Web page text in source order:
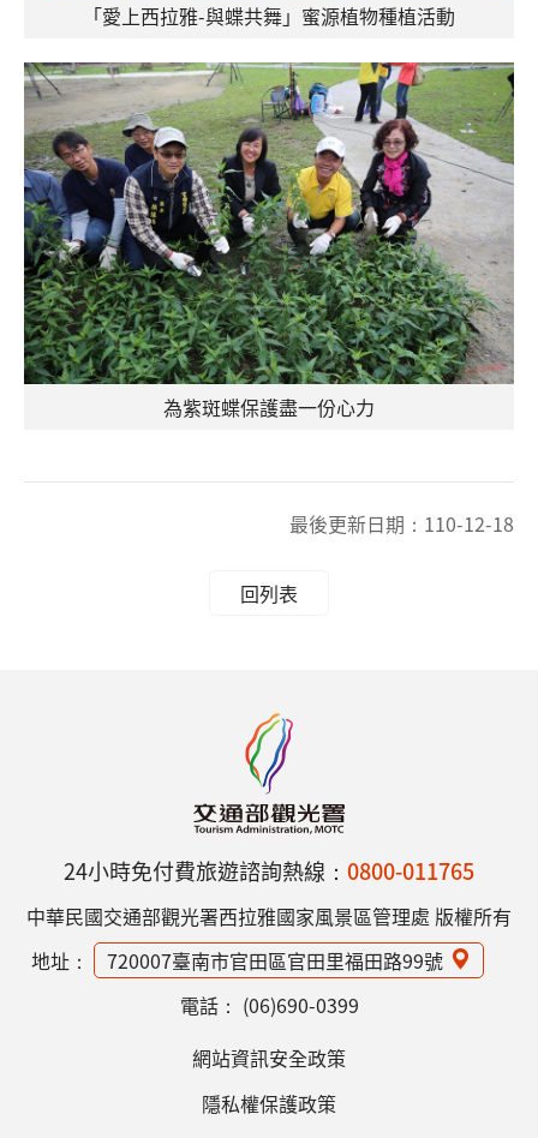
「愛上西拉雅-與蝶共舞」蜜源植物種植活動
為紫斑蝶保護盡一份心力
最後更新日期： 110-12-18
回列表
24小時免付費旅遊諮詢熱線： 0800-011765
中華民國交通部觀光署西拉雅國家風景區管理處 版權所有
地址：
720007臺南市官田區官田里福田路99號
電話： (06)690-0399
網站資訊安全政策
隱私權保護政策